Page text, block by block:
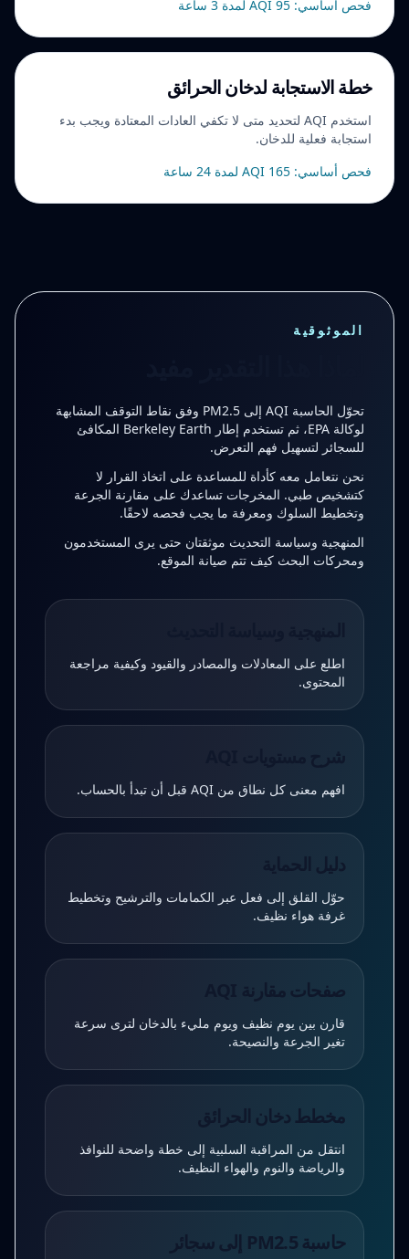
فحص أساسي: AQI 95 لمدة 3 ساعة
خطة الاستجابة لدخان الحرائق
استخدم AQI لتحديد متى لا تكفي العادات المعتادة ويجب بدء
استجابة فعلية للدخان.
فحص أساسي: AQI 165 لمدة 24 ساعة
الموثوقية
تحوّل الحاسبة AQI إلى PM2.5 وفق نقاط التوقف المشابهة
لوكالة EPA، ثم تستخدم إطار Berkeley Earth المكافئ
للسجائر لتسهيل فهم التعرض.
نحن نتعامل معه كأداة للمساعدة على اتخاذ القرار لا
كتشخيص طبي. المخرجات تساعدك على مقارنة الجرعة
وتخطيط السلوك ومعرفة ما يجب فحصه لاحقًا.
المنهجية وسياسة التحديث موثقتان حتى يرى المستخدمون
ومحركات البحث كيف تتم صيانة الموقع.
اطلع على المعادلات والمصادر والقيود وكيفية مراجعة
المحتوى.
افهم معنى كل نطاق من AQI قبل أن تبدأ بالحساب.
دليل الحماية
حوّل القلق إلى فعل عبر الكمامات والترشيح وتخطيط
غرفة هواء نظيف.
صفحات مقارنة AQI
قارن بين يوم نظيف ويوم مليء بالدخان لترى سرعة
تغير الجرعة والنصيحة.
مخطط دخان الحرائق
انتقل من المراقبة السلبية إلى خطة واضحة للنوافذ
والرياضة والنوم والهواء النظيف.
حاسبة PM2.5 إلى سجائر